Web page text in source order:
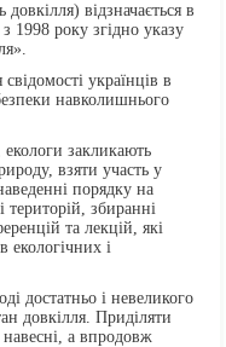
відзначається в
1998 року згідно указу
українців в
навколишнього
екологи закликають
взяти участь у
порядку на
територій, збиранні
та лекцій, які
екологічних і
достатньо і невеликого
довкілля. Приділяти
навесні, а впродовж